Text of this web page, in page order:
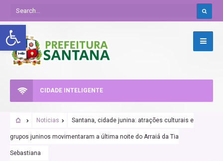
Abrir a barra de ferramentas
CIDADE INTELIGENTE
Noticias Santana, cidade junina: atrações culturais e
grupos juninos movimentaram a última noite do Arraiá da Tia
Sebastiana